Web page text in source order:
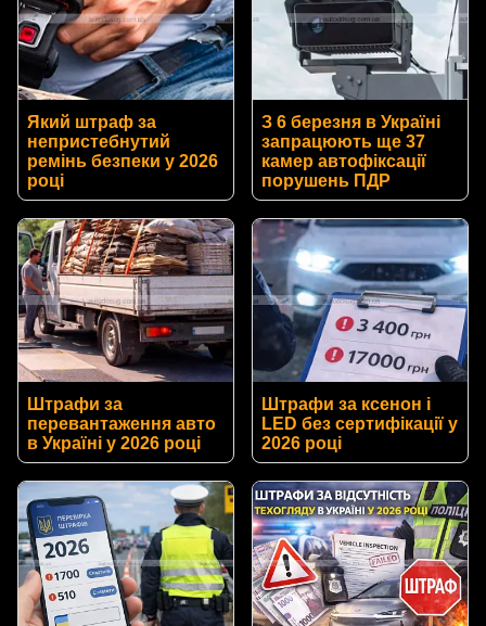
Який штраф за
непристебнутий
ремінь безпеки у 2026
році
З 6 березня в Україні
запрацюють ще 37
камер автофіксації
порушень ПДР
Штрафи за
перевантаження авто
в Україні у 2026 році
Штрафи за ксенон і
LED без сертифікації у
2026 році